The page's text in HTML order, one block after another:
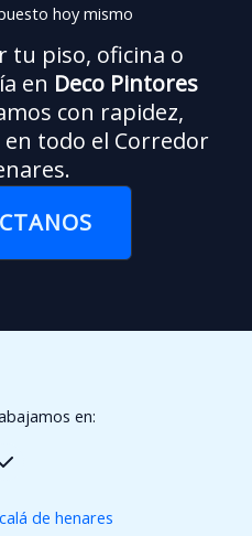
hoy mismo
tu piso, oficina o
en Deco Pintores
con rapidez,
todo el Corredor
en:
de henares